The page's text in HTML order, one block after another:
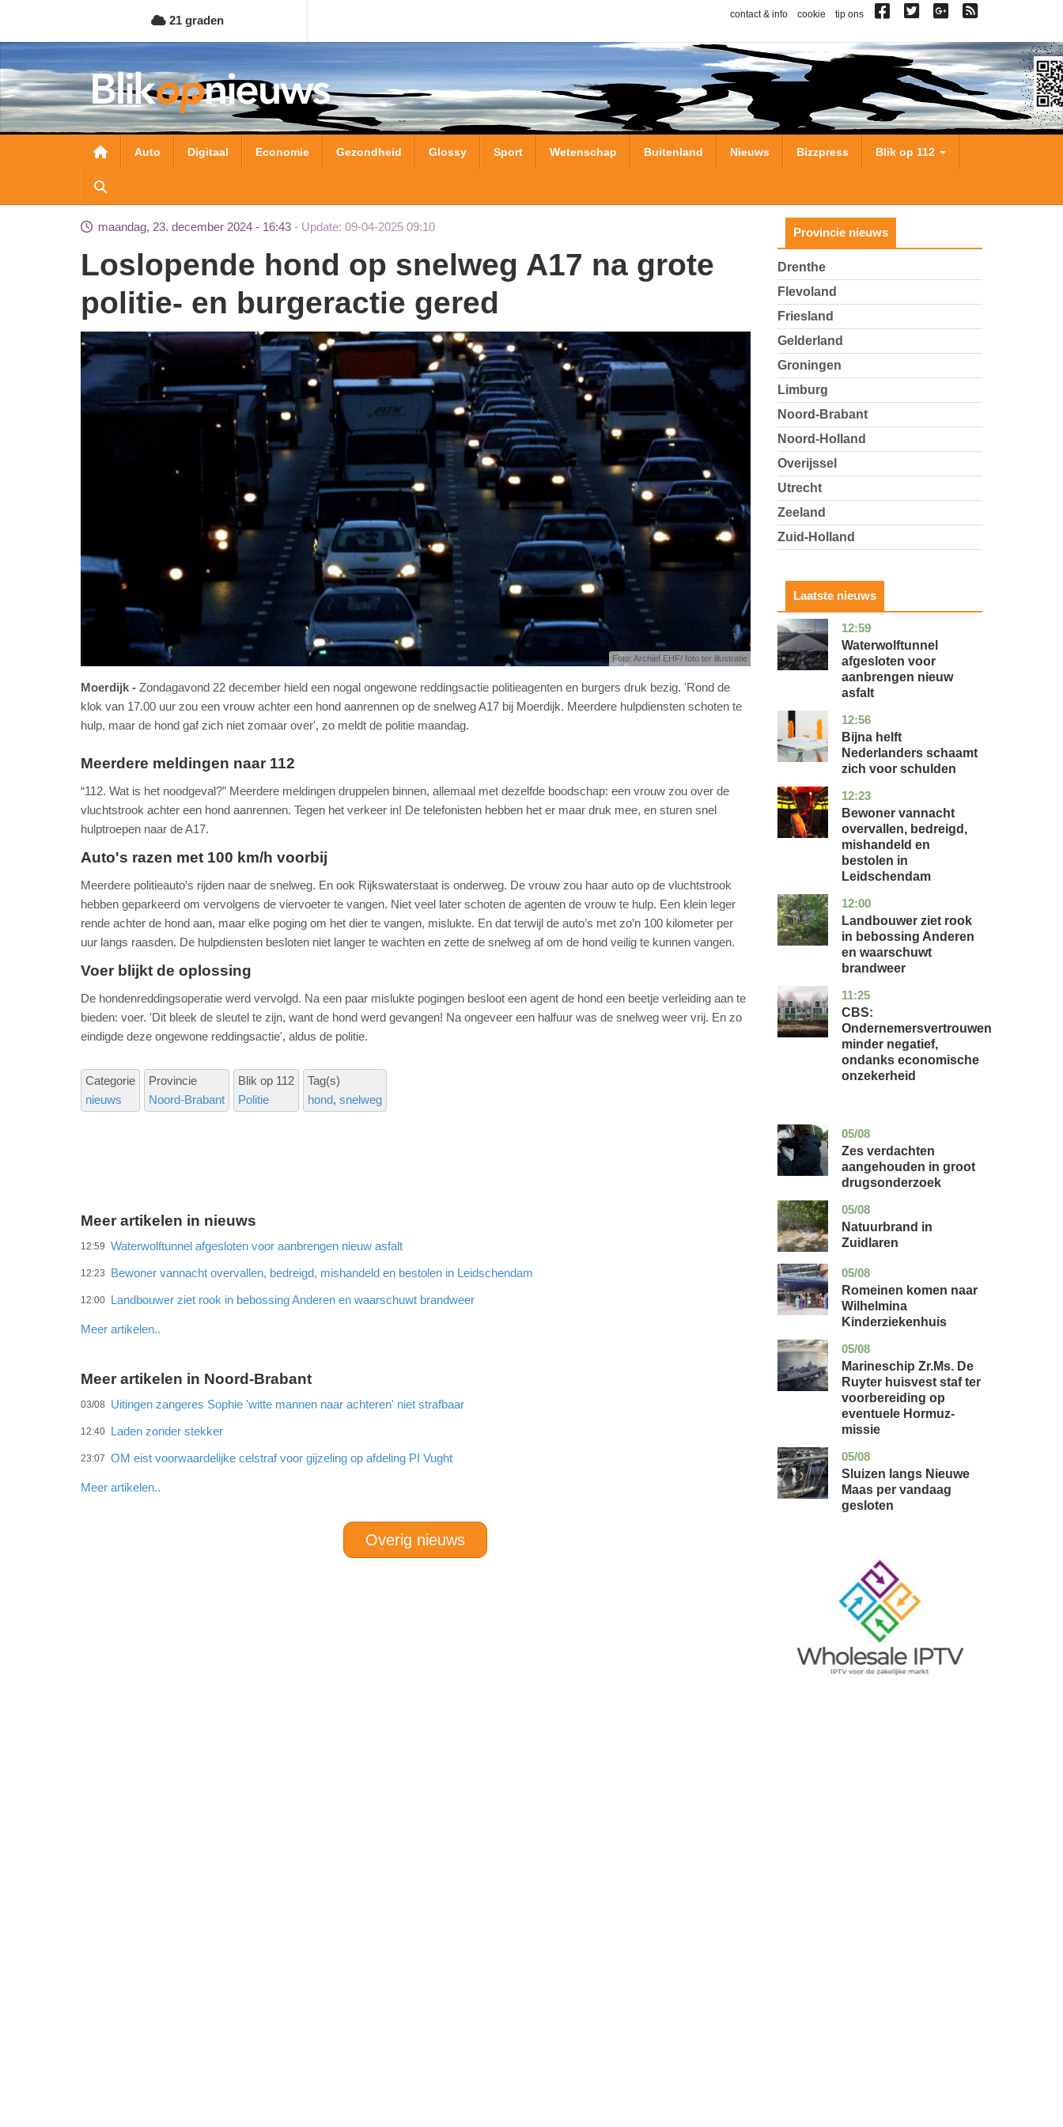
naar
de
inhoud
gaan
21 graden contact & info cookie tip ons
Hoofdnavigatie
Auto Digitaal Economie Gezondheid Glossy Sport Wetenschap Buitenland Nieuws Bizzpress Blik op 112
maandag, 23. december 2024 - 16:43 Update: 09-04-2025 09:10
Loslopende hond op snelweg A17 na grote
politie- en burgeractie gered
Foto: Archief EHF/ foto ter illustratie
Moerdijk
Zondagavond 22 december hield een nogal ongewone reddingsactie politieagenten en burgers druk bezig. 'Rond de
klok van 17.00 uur zou een vrouw achter een hond aanrennen op de snelweg A17 bij Moerdijk. Meerdere hulpdiensten schoten te
hulp, maar de hond gaf zich niet zomaar over', zo meldt de politie maandag.
Meerdere meldingen naar 112
“112. Wat is het noodgeval?” Meerdere meldingen druppelen binnen, allemaal met dezelfde boodschap: een vrouw zou over de
vluchtstrook achter een hond aanrennen. Tegen het verkeer in! De telefonisten hebben het er maar druk mee, en sturen snel
hulptroepen naar de A17.
Auto's razen met 100 km/h voorbij
Meerdere politieauto’s rijden naar de snelweg. En ook Rijkswaterstaat is onderweg. De vrouw zou haar auto op de vluchtstrook
hebben geparkeerd om vervolgens de viervoeter te vangen. Niet veel later schoten de agenten de vrouw te hulp. Een klein leger
rende achter de hond aan, maar elke poging om het dier te vangen, mislukte. En dat terwijl de auto’s met zo’n 100 kilometer per
uur langs raasden. De hulpdiensten besloten niet langer te wachten en zette de snelweg af om de hond veilig te kunnen vangen.
Voer blijkt de oplossing
De hondenreddingsoperatie werd vervolgd. Na een paar mislukte pogingen besloot een agent de hond een beetje verleiding aan te
bieden: voer. 'Dit bleek de sleutel te zijn, want de hond werd gevangen! Na ongeveer een halfuur was de snelweg weer vrij. En zo
eindigde deze ongewone reddingsactie', aldus de politie.
Categorie
nieuws
Provincie
Noord-Brabant
Blik op 112
Politie
Tag(s)
hond snelweg
Meer artikelen in nieuws
12:59 Waterwolftunnel afgesloten voor aanbrengen nieuw asfalt
12:23 Bewoner vannacht overvallen, bedreigd, mishandeld en bestolen in Leidschendam
12:00 Landbouwer ziet rook in bebossing Anderen en waarschuwt brandweer
Meer artikelen..
Meer artikelen in Noord-Brabant
03/08 Uitingen zangeres Sophie 'witte mannen naar achteren' niet strafbaar
12:40 Laden zonder stekker
23:07 OM eist voorwaardelijke celstraf voor gijzeling op afdeling PI Vught
Meer artikelen..
Overig nieuws
Provincie nieuws
Drenthe
Flevoland
Friesland
Gelderland
Groningen
Limburg
Noord-Brabant
Noord-Holland
Overijssel
Utrecht
Zeeland
Zuid-Holland
Laatste nieuws
12:59
noord-
holland
nieuws
Waterwolftunnel
afgesloten voor
aanbrengen nieuw
asfalt
12:56
noord-
holland
economie
Bijna helft
Nederlanders schaamt
zich voor schulden
12:23
zuid-
holland
nieuws
Bewoner vannacht
overvallen, bedreigd,
mishandeld en
bestolen in
Leidschendam
12:00
drenthe
nieuws
Landbouwer ziet rook
in bebossing Anderen
en waarschuwt
brandweer
11:25
zuid-
holland
economie
CBS:
Ondernemersvertrouwen
minder negatief,
ondanks economische
onzekerheid
05/08
zuid-
holland
nieuws
Zes verdachten
aangehouden in groot
drugsonderzoek
05/08
drenthe
nieuws
Natuurbrand in
Zuidlaren
05/08
utrecht
nieuws
Romeinen komen naar
Wilhelmina
Kinderziekenhuis
05/08
zuid-
holland
nieuws
Marineschip Zr.Ms. De
Ruyter huisvest staf ter
voorbereiding op
eventuele Hormuz-
missie
05/08
zuid-
holland
nieuws
Sluizen langs Nieuwe
Maas per vandaag
gesloten